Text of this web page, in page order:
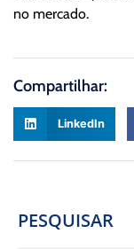
no mercado.
Compartilhar:
LinkedIn
PESQUISAR